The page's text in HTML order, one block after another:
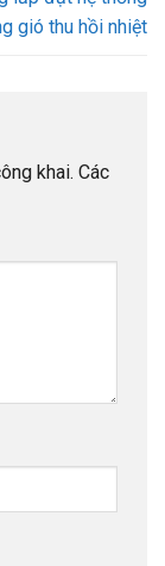
gió thu hồi nhiệt
khai. Các